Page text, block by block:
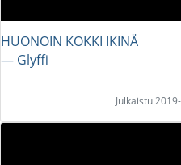
HUONOIN KOKKI IKINÄ
― Glyffi
Julkaistu